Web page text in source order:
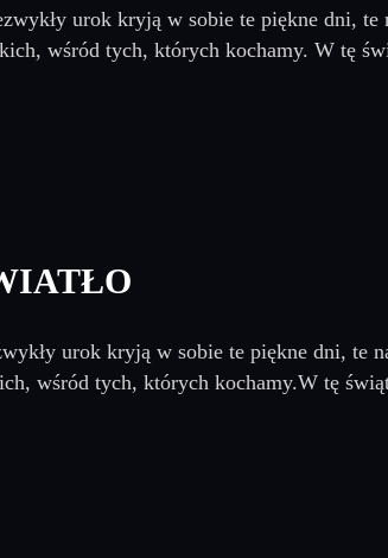
urok kryją w sobie te piękne dni, te
wśród tych, których kochamy. W tę
urok kryją w sobie te piękne dni, te
wśród tych, których kochamy.W tę